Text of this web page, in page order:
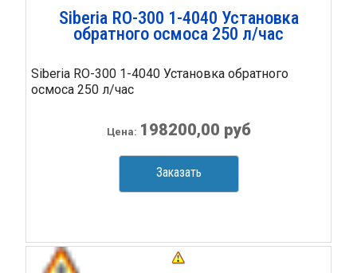
Siberia RO-300 1-4040 Установка
обратного осмоса 250 л/час
Siberia RO-300 1-4040 Установка обратного
осмоса 250 л/час
Цена: 198200,00 руб
Заказать